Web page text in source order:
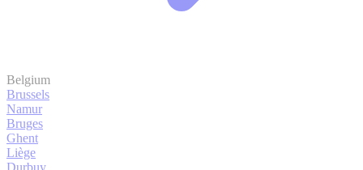
Belgium
Brussels
Namur
Bruges
Ghent
Liège
Durbuy